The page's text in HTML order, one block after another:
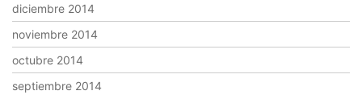
diciembre 2014
noviembre 2014
octubre 2014
septiembre 2014